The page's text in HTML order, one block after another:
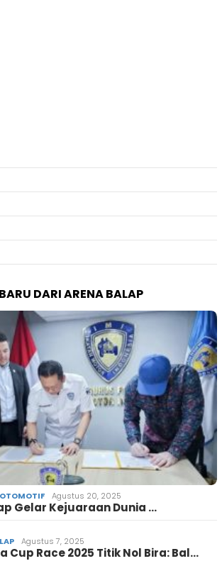
DARI ARENA BALAP
Agustus 20, 2025
Gelar Kejuaraan Dunia …
Agustus 7, 2025
Cup Race 2025 Titik Nol Bira: Bal…